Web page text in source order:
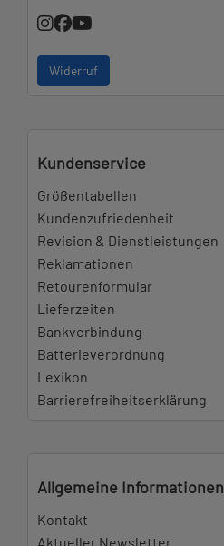
Widerruf
Kundenservice
Größentabellen
Kundenzufriedenheit
Revision & Dienstleistungen
Reklamationen
Retourenformular
Lieferzeiten
Bankverbindung
Batterieverordnung
Lexikon
Barrierefreiheitserklärung
Allgemeine Informationen
Kontakt
Aktueller Newsletter